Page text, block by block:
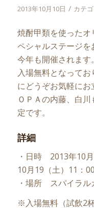
2013年10月10日 / カテ
焼酎甲類を使った
ペシャルステージ
今年も開催されます。
入場無料となって
にどうぞお気軽にお
ＯＰＡの内藤、白
定です。
詳細
・日時 2013年10
10月19（土）11：
・場所 スパイラル
※入場無料（試飲2杯